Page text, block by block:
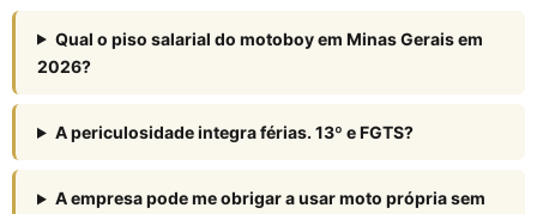
Qual o piso salarial do motoboy em Minas Gerais em
2026?
A periculosidade integra férias. 13º e FGTS?
A empresa pode me obrigar a usar moto própria sem